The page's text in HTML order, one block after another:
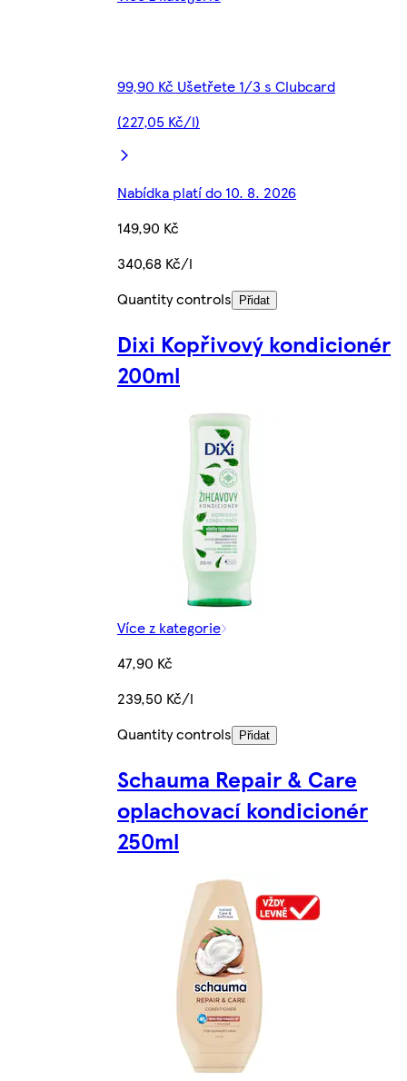
99,90 Kč Ušetřete 1/3 s Clubcard
(227,05 Kč/l)
Nabídka platí do 10. 8. 2026
149,90 Kč
340,68 Kč/l
Quantity controls
Přidat
Dixi Kopřivový kondicionér
200ml
Více z kategorie
47,90 Kč
239,50 Kč/l
Quantity controls
Přidat
Schauma Repair & Care
oplachovací kondicionér
250ml